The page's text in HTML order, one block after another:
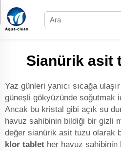
Sianürik asit
Yaz günleri yanıcı sıcağa
güneşli gökyüzünde soğutmak
Ancak bu kristal gibi açık su
havuz sahibinin bildiği bir gizli
değer sianürik asit tuzu olarak
klor tablet her havuz